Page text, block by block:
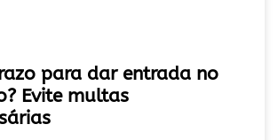
para dar entrada no
Evite multas